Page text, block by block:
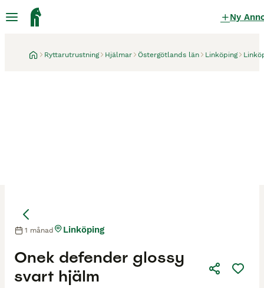
Ny
Ryttarutrustning Hjälmar Östergötlands län Linköping
Onek defender glossy
svart hjälm
1 månad Linköping